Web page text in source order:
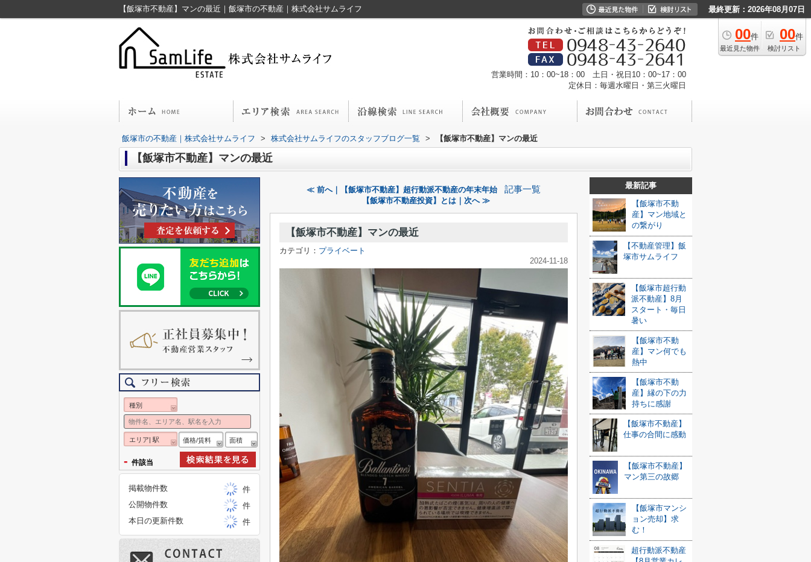
【飯塚市不動産】マンの最近｜飯塚市の不動産｜株式会社サムライフ 最終更新：2026年08月07日
00件
最近見た物件
00件
検討リスト
営業時間：10：00~18：00 土日・祝日10：00~17：00
定休日：毎週水曜日・第三火曜日
飯塚市の不動産｜株式会社サムライフ > 株式会社サムライフのスタッフブログ一覧 > 【飯塚市不動産】マンの最近
【飯塚市不動産】マンの最近
≪ 前へ｜【飯塚市不動産】超行動派不動産の年末年始 記事一覧
【飯塚市不動産投資】とは｜次へ ≫
【飯塚市不動産】マンの最近
カテゴリ： プライベート
2024-11-18
最新記事
【飯塚市不動
産】マン地域と
の繋がり
【不動産管理】飯
塚市サムライフ
【飯塚市超行動
派不動産】8月
スタート・毎日
暑い
【飯塚市不動
産】マン何でも
熱中
【飯塚市不動
産】縁の下の力
持ちに感謝
【飯塚市不動産】
仕事の合間に感動
【飯塚市不動産】
マン第三の故郷
【飯塚市マンシ
ョン売却】求
む！
超行動派不動産
種別
エリア| 駅 価格/賃料 面積
- 件該当
掲載物件数
件
公開物件数
件
本日の更新件数
件